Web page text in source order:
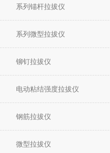
系列锚杆拉拔仪
系列微型拉拔仪
铆钉拉拔仪
电动粘结强度拉拔仪
钢筋拉拔仪
微型拉拔仪